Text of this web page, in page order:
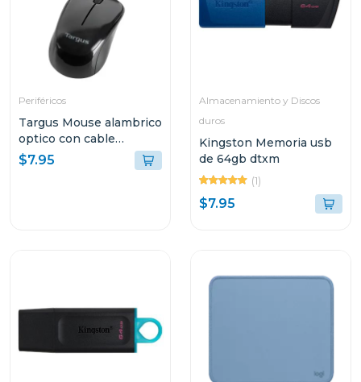
Periféricos
Targus Mouse alambrico
optico con cable
retractil amu75
$7.95
Almacenamiento y Discos
duros
Kingston Memoria usb
de 64gb dtxm
(1)
$7.95